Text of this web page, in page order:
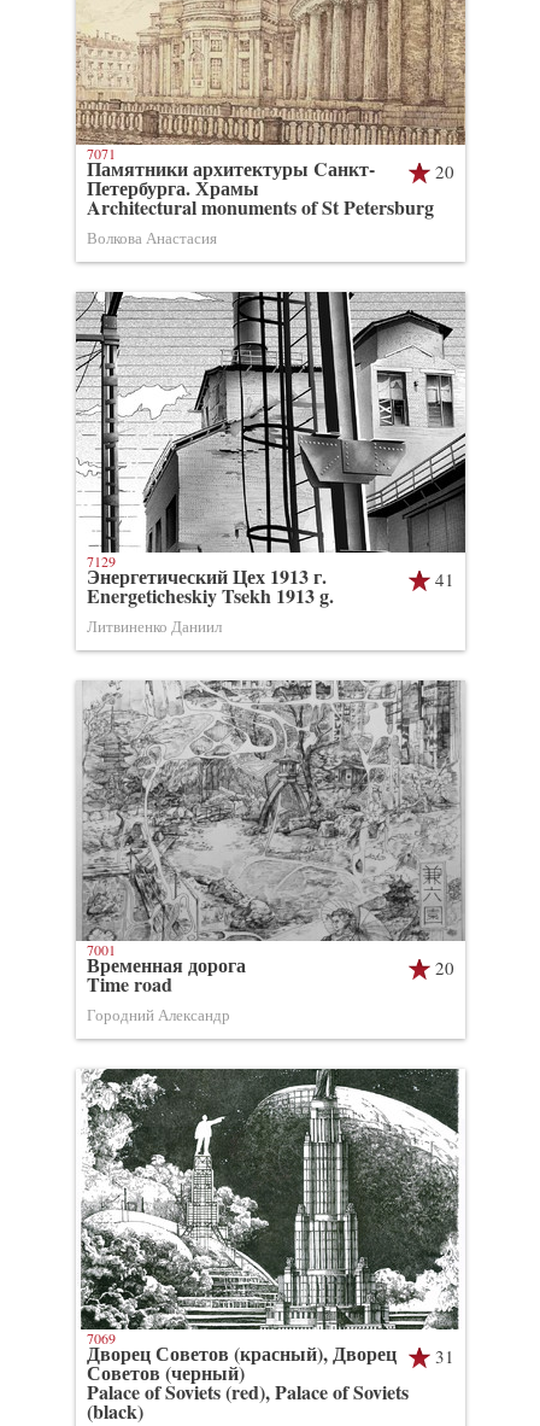
20
Памятники архитектуры Cанкт-
Петербурга. Храмы
Architectural monuments of St Petersburg
Волкова Анастасия
7071
41
Энергетический Цех 1913 г.
Energeticheskiy Tsekh 1913 g.
Литвиненко Даниил
7129
20
Временная дорога
Time road
Городний Александр
7001
31
Дворец Советов (красный), Дворец
Советов (черный)
Palace of Soviets (red), Palace of Soviets
(black)
7069